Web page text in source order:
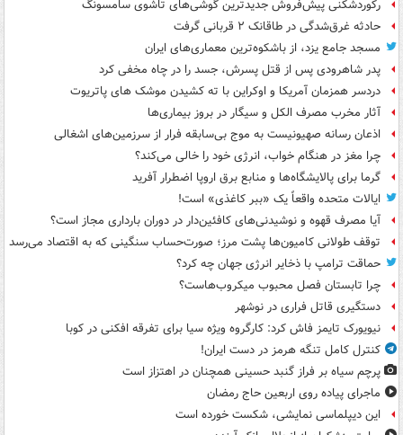
رکوردشکنی پیش‌فروش جدیدترین گوشی‌های تاشوی سامسونگ
حادثه غرق‌شدگی در طاقانک ۲ قربانی گرفت
مسجد جامع یزد، از باشکوه‌ترین معماری‌های ایران
پدر شاهرودی پس از قتل پسرش، جسد را در چاه مخفی کرد
دردسر همزمان آمریکا و اوکراین با ته کشیدن موشک های پاتریوت
آثار مخرب مصرف الکل و سیگار در بروز بیماری‌ها
اذعان رسانه صهیونیست به موج بی‌سابقه فرار از سرزمین‌های اشغالی
چرا مغز در هنگام خواب، انرژی خود را خالی می‌کند؟
گرما برای پالایشگاه‌ها و منابع برق اروپا اضطرار آفرید
ایالات متحده واقعاً یک «ببر کاغذی» است!
آیا مصرف قهوه و نوشیدنی‌های کافئین‌دار در دوران بارداری مجاز است؟
توقف طولانی کامیون‌ها پشت مرز؛ صورت‌حساب سنگینی که به اقتصاد می‌رسد
حماقت ترامپ با ذخایر انرژی جهان چه کرد؟
چرا تابستان فصل محبوب میکروب‌هاست؟
دستگیری قاتل فراری در نوشهر
نیویورک تایمز فاش کرد: کارگروه ویژه سیا برای تفرقه افکنی در کوبا
کنترل کامل تنگه هرمز در دست ایران!
پرچم سیاه بر فراز گنبد حسینی همچنان در اهتزاز است
ماجرای پیاده روی اربعین حاج رمضان
این دیپلماسی نمایشی، شکست خورده است